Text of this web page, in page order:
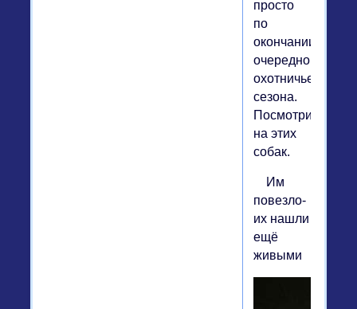
просто
по
окончании
очередного
охотничьего
сезона.
Посмотрите
на этих
собак.
Им
повезло-
их нашли
ещё
живыми